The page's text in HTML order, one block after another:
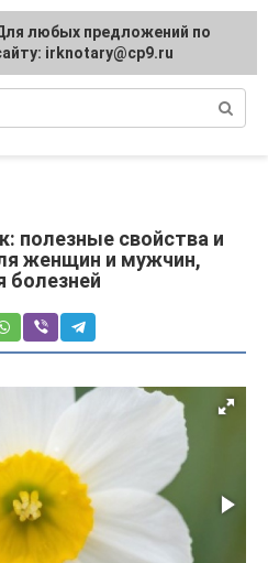
аналоги
полезные свойства и
женщин и мужчин,
болезней
любых предложений по
irknotary@cp9.ru